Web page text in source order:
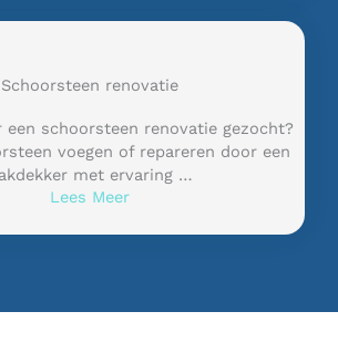
Schoorsteen renovatie
een schoorsteen renovatie gezocht?
voegen of repareren door een
met ervaring …
Lees Meer